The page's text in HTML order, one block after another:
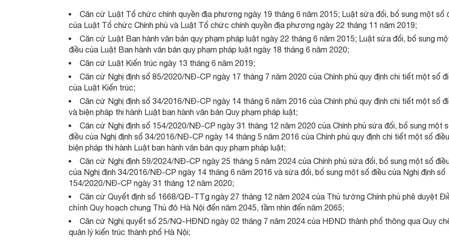
Căn cứ Luật Tổ chức chính quyền địa phương ngày 19 tháng 6 năm 2015; Luật sửa đổi, bổ sung một số
của Luật Tổ chức Chính phủ và Luật Tổ chức chính quyền địa phương ngày 22 tháng 11 năm 2019;
Căn cứ Luật Ban hành văn bản quy phạm pháp luật ngày 22 tháng 6 năm 2015; Luật sửa đổi, bổ sung
điều của Luật Ban hành văn bản quy phạm pháp luật ngày 18 tháng 6 năm 2020;
Căn cứ Luật Kiến trúc ngày 13 tháng 6 năm 2019;
Căn cứ Nghị định số 85/2020/NĐ-CP ngày 17 tháng 7 năm 2020 của Chính phủ quy định chi tiết một số
của Luật Kiến trúc;
Căn cứ Nghị định số 34/2016/NĐ-CP ngày 14 tháng 6 năm 2016 của Chính phủ quy định chi tiết một số
và biện pháp thi hành Luật ban hành văn bản Quy phạm pháp luật;
Căn cứ Nghị định số 154/2020/NĐ-CP ngày 31 tháng 12 năm 2020 của Chính phủ sửa đổi, bổ sung một
điều của Nghị định số 34/2016/NĐ-CP ngày 14 tháng 5 năm 2016 của Chính phủ quy định chi tiết một số
biện pháp thi hành Luật ban hành văn bản quy phạm pháp luật;
Căn cứ Nghị định 59/2024/NĐ-CP ngày 25 tháng 5 năm 2024 của Chính phủ sửa đổi, bổ sung một số
của Nghị định 34/2016/NĐ-CP ngày 14 tháng 6 năm 2016 và sửa đổi, bổ sung một số điều của Nghị định số
154/2020/NĐ-CP ngày 31 tháng 12 năm 2020;
Căn cứ Quyết định số 1668/QĐ-TTg ngày 27 tháng 12 năm 2024 của Thủ tướng Chính phủ phê duyệt
chỉnh Quy hoạch chung Thủ đô Hà Nội đến năm 2045, tầm nhìn đến năm 2065;
Căn cứ Nghị quyết số 25/NQ-HĐND ngày 02 tháng 7 năm 2024 của HĐND thành phố thông qua Quy
quản lý kiến trúc thành phố Hà Nội;